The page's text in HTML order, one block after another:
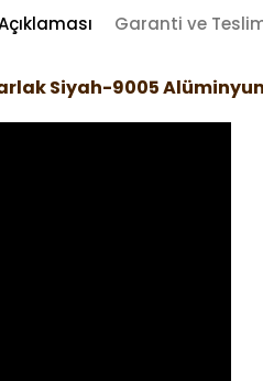
Garanti ve
Siyah-9005